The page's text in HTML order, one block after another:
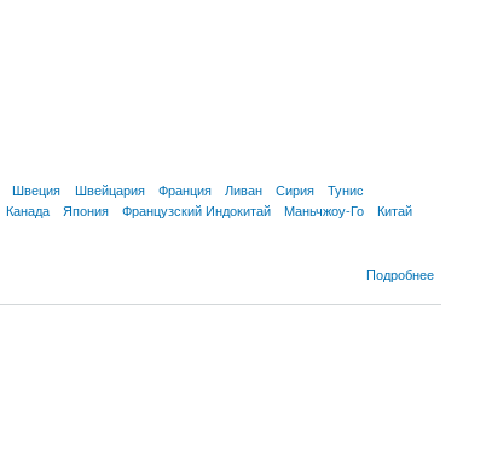
Швеция Швейцария Франция Ливан Сирия
Тунис
Канада Япония Французский Индокитай Маньчжоу-Го
Китай
Подробнее